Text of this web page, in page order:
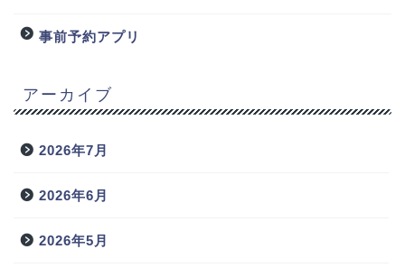
事前予約アプリ
アーカイブ
2026年7月
2026年6月
2026年5月